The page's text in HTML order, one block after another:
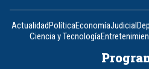
Actualidad PolíticaEconomíaJudicial
Ciencia y Tecnología